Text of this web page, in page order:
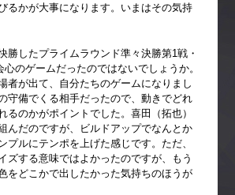
るかが大事になります。いまはその気持
したプライムラウンド準々決勝第1戦・
のゲームだったのではないでしょうか。
者が出て、自分たちのゲームになりまし
守備でくる相手だったので、動きでどれ
るのかがポイントでした。喜田（拓也）
んだのですが、ビルドアップでなんとか
プルにテンポを上げた感じです。ただ、
ズする意味ではよかったのですが、もう
をどこかで出したかった気持ちのほうが